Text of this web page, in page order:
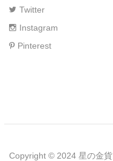
Twitter
Instagram
Pinterest
Copyright © 2024 星の金貨.